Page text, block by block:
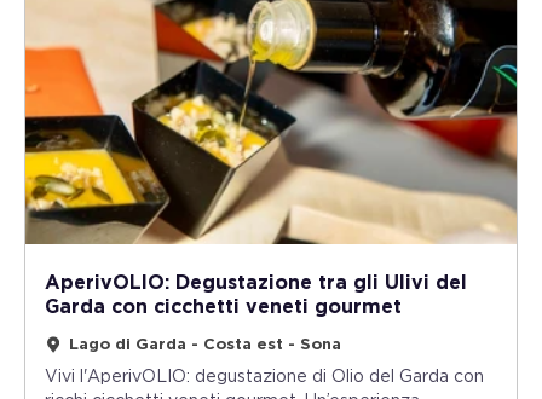
AperivOLIO: Degustazione tra gli Ulivi del
Garda con cicchetti veneti gourmet
Lago di Garda - Costa est - Sona
Vivi l'AperivOLIO: degustazione di Olio del Garda con